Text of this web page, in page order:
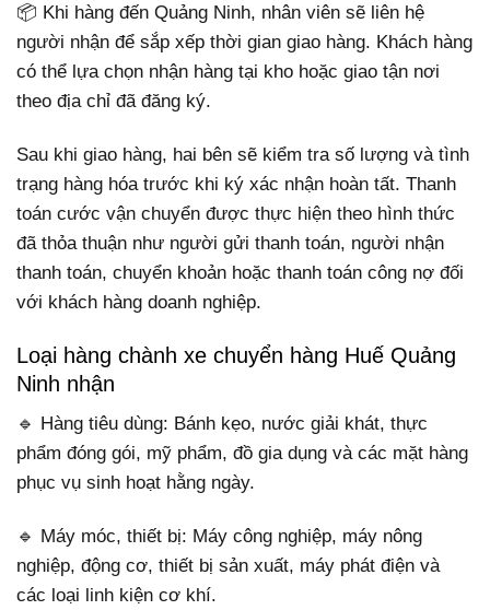
📦 Khi hàng đến Quảng Ninh, nhân viên sẽ liên hệ
người nhận để sắp xếp thời gian giao hàng. Khách hàng
có thể lựa chọn nhận hàng tại kho hoặc giao tận nơi
theo địa chỉ đã đăng ký.
Sau khi giao hàng, hai bên sẽ kiểm tra số lượng và tình
trạng hàng hóa trước khi ký xác nhận hoàn tất. Thanh
toán cước vận chuyển được thực hiện theo hình thức
đã thỏa thuận như người gửi thanh toán, người nhận
thanh toán, chuyển khoản hoặc thanh toán công nợ đối
với khách hàng doanh nghiệp.
Loại hàng chành xe chuyển hàng Huế Quảng
Ninh nhận
🔹 Hàng tiêu dùng: Bánh kẹo, nước giải khát, thực
phẩm đóng gói, mỹ phẩm, đồ gia dụng và các mặt hàng
phục vụ sinh hoạt hằng ngày.
🔹 Máy móc, thiết bị: Máy công nghiệp, máy nông
nghiệp, động cơ, thiết bị sản xuất, máy phát điện và
các loại linh kiện cơ khí.